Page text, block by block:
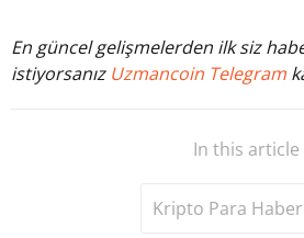
En güncel gelişmelerden ilk siz
istiyorsanız Uzmancoin Telegram
In this article
Kripto Para